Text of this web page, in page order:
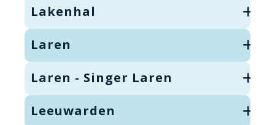
Lakenhal
Laren
Laren - Singer Laren
Leeuwarden